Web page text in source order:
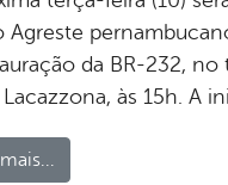
Agreste
da BR-232,
às 15h. A